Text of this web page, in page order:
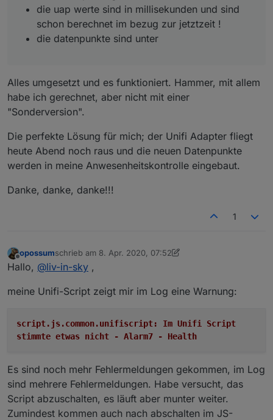
die uap werte sind in millisekunden und sind
schon berechnet im bezug zur jetztzeit !
die datenpunkte sind unter
Alles umgesetzt und es funktioniert. Hammer, mit allem
habe ich gerechnet, aber nicht mit einer
"Sonderversion".
Die perfekte Lösung für mich; der Unifi Adapter fliegt
heute Abend noch raus und die neuen Datenpunkte
werden in meine Anwesenheitskontrolle eingebaut.
Danke, danke, danke!!!
1
Offline
opossumschrieb am 8. Apr. 2020, 07:52
zuletzt editiert von opossum4. Aug. 2020, 10:28
Hallo, @liv-in-sky ,
meine Unifi-Script zeigt mir im Log eine Warnung:
script.js.common.unifiscript: Im Unifi Script
stimmte etwas nicht - Alarm7 - Health
Es sind noch mehr Fehlermeldungen gekommen, im Log
sind mehrere Fehlermeldungen. Habe versucht, das
Script abzuschalten, es läuft aber munter weiter.
Zumindest kommen auch nach abschalten im JS-